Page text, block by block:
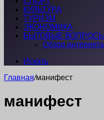
КУЛЬТУРА
ТУРИЗМ
ЭКОНОМИКА
БЫТОВЫЕ ВОПРОСЫ
Обзор интернета
Искать
Главная/манифест
манифест